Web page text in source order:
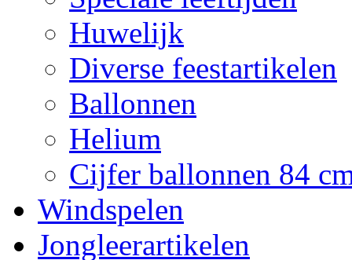
Huwelijk
Diverse feestartikelen
Ballonnen
Helium
Cijfer ballonnen 84
Windspelen
Jongleerartikelen